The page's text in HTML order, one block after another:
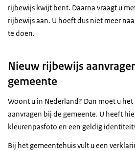
rijbewijs kwijt bent. Daarna vraagt u
rijbewijs aan. U hoeft dus niet meer
te doen.
Nieuw rijbewijs
gemeente
Woont u in Nederland? Dan moet u
aanvragen bij de gemeente. U heeft
kleurenpasfoto en een geldig
Bij het gemeentehuis vult u een